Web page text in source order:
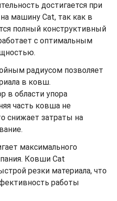
достигается при
машину Cat, так как в
полный конструктивный
с оптимальным
радиусом позволяет
в ковш.
в области упора
часть ковша не
снижает затраты на
максимального
Ковши Cat
резки материала, что
работы